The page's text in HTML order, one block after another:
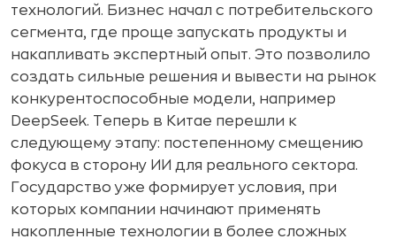
технологий. Бизнес начал с потребительского
сегмента, где проще запускать продукты и
накапливать экспертный опыт. Это позволило
создать сильные решения и вывести на рынок
конкурентоспособные модели, например
DeepSeek. Теперь в Китае перешли к
следующему этапу: постепенному смещению
фокуса в сторону ИИ для реального сектора.
Государство уже формирует условия, при
которых компании начинают применять
накопленные технологии в более сложных